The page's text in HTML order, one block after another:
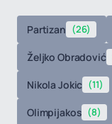
Partizan (26)
Željko Obradović
Nikola Jokic (11)
Olimpijakos (8)